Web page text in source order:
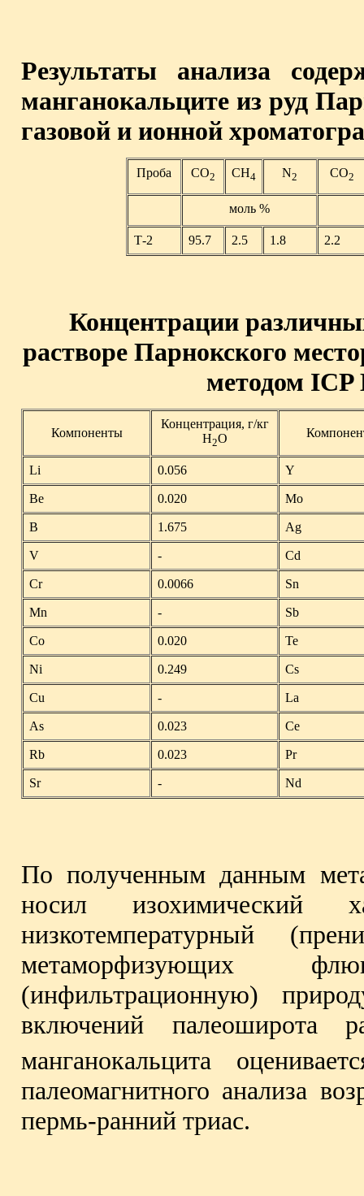
Результаты анализа
манганокальците из руд
газовой и ионной
Проба СО2 СН4 N2 СО2
моль %
Т-2 95.7 2.5 1.8 2.2
Концентрации
растворе Парнокского
методом
Компоненты
Концентрация, г/кг
H2O
Li 0.056 Y
Be 0.020 Mo
B 1.675 Ag
V - Cd
Cr 0.0066 Sn
Mn - Sb
Co 0.020 Te
Ni 0.249 Cs
Cu - La
As 0.023 Ce
Rb 0.023 Pr
Sr - Nd
По полученным данным
носил изохимический
низкотемпературный
метаморфизующих
(инфильтрационную)
включений палеоширота
манганокальцита
палеомагнитного анализа
пермь-ранний триас.